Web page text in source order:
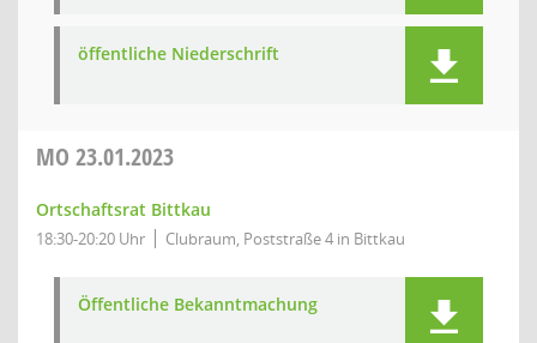
öffentliche Niederschrift
MO 23.01.2023
Ortschaftsrat Bittkau
18:30-20:20 Uhr Clubraum, Poststraße 4 in Bittkau
Öffentliche Bekanntmachung